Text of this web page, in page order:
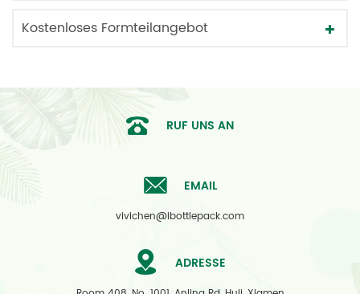
Kostenloses Formteilangebot
RUF UNS AN
EMAIL
vivichen@ibottlepack.com
ADRESSE